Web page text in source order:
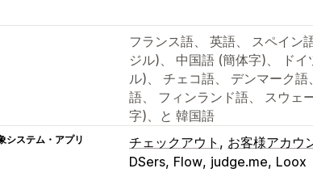
フランス語、 英語、 スペイン
ジル)、 中国語 (簡体字)、 ド
ル)、 チェコ語、 デンマーク
語、 フィンランド語、 スウェ
字)、と 韓国語
システム・アプリ チェックアウト お客様アカウ
DSers Flow judge.me Loox